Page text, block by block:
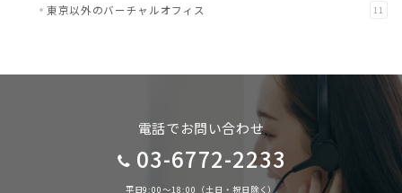
東京以外のバーチャルオフィス 11
電話でお問い合わせ
03-6772-2233
平日9:00〜18:00（土日・祝日除く）